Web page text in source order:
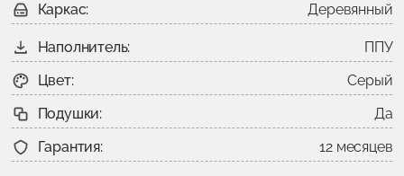
Каркас:
Деревянный
Наполнитель:
ППУ
Цвет:
Серый
Подушки:
Да
Гарантия:
12 месяцев